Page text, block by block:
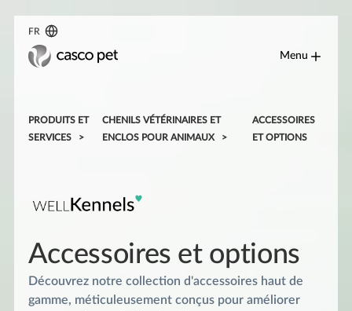
FR
Menu
PRODUITS ET
SERVICES
CHENILS VÉTÉRINAIRES ET
ENCLOS POUR ANIMAUX
ACCESSOIRES
ET OPTIONS
Accessoires et options
Découvrez notre collection d'accessoires haut de
gamme, méticuleusement conçus pour améliorer